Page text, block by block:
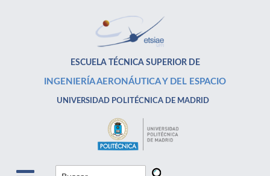
ESCUELA TÉCNICA SUPERIOR DE
INGENIERÍA AERONÁUTICA Y DEL ESPACIO
UNIVERSIDAD POLITÉCNICA DE MADRID